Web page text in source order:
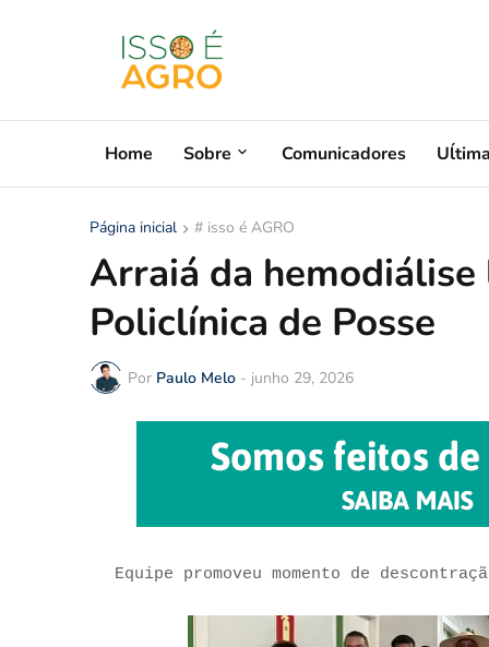
Home Sobre Comunicadores
Página inicial # isso é AGRO
Arraiá da
Policlínica de Posse
Por Paulo Melo - junho 29, 2026
Equipe promoveu momento de